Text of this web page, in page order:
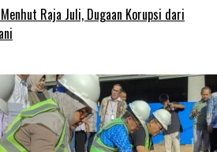
Raja Juli, Dugaan Korupsi dari